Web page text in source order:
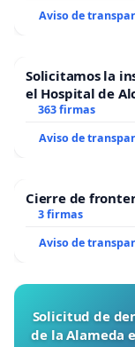
Aviso de
Solicitamos la
el Hospital de
363 firmas
Aviso de
Cierre de
3 firmas
Aviso de
Solicitud de
de la Alameda